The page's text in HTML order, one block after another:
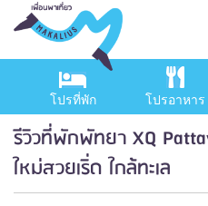
โปรที่พัก โปรอาหาร
รีวิวที่พักพัทยา XQ
ใหม่สวยเริ่ด ใกล้ทะเล